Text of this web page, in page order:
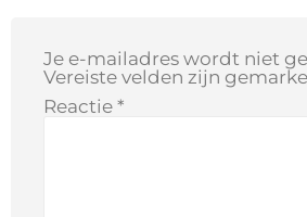
Je e-mailadres wordt niet
Vereiste velden zijn
Reactie *